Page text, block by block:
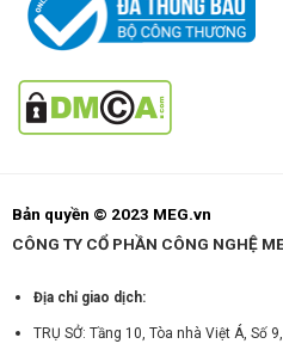
Bản quyền © 2023 MEG.vn
CÔNG TY CỔ PHẦN CÔNG NGHỆ
Địa chỉ giao dịch:
TRỤ SỞ: Tầng 10, Tòa nhà Việt Á, Số